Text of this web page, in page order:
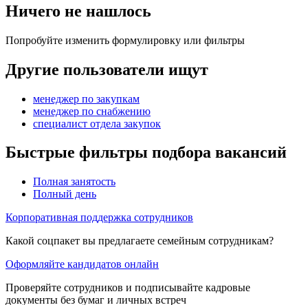
Ничего не нашлось
Попробуйте изменить формулировку или фильтры
Другие пользователи ищут
менеджер по закупкам
менеджер по снабжению
специалист отдела закупок
Быстрые фильтры подбора вакансий
Полная занятость
Полный день
Корпоративная поддержка сотрудников
Какой соцпакет вы предлагаете семейным сотрудникам?
Оформляйте кандидатов онлайн
Проверяйте сотрудников и подписывайте кадровые
документы без бумаг и личных встреч